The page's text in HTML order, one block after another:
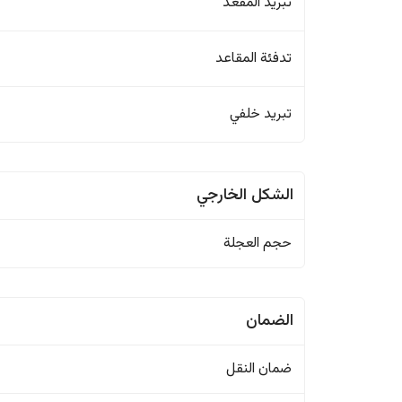
تدفئة المقاعد
تبريد خلفي
الشكل الخارجي
حجم العجلة
الضمان
ضمان النقل